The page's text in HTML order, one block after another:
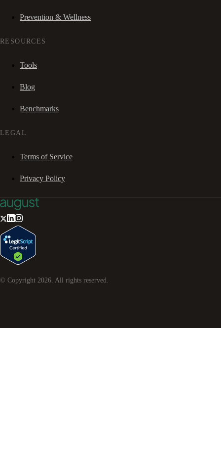
Prevention & Wellness
RESOURCES
Tools
Blog
Benchmarks
LEGAL
Terms of Service
Privacy Policy
© Copyright 2026 . All rights reserved.